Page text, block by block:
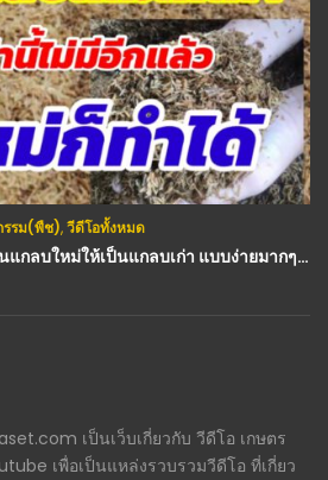
รรม(พืช),วีดีโอทั้งหมด
(คลิป) วิธีหมักแกลบ เปลี่ยนแกลบใหม่ให้เป็นแกลบเก่า แบบง่ายมากๆ มีสองสูตรในคลิปเดียว : วีดีโอ เกษตร
เป็นเว็บเกี่ยวกับ วีดีโอ เกษตร
เพื่อเป็นแหล่งรวบรวมวีดีโอ ที่เกี่ยว